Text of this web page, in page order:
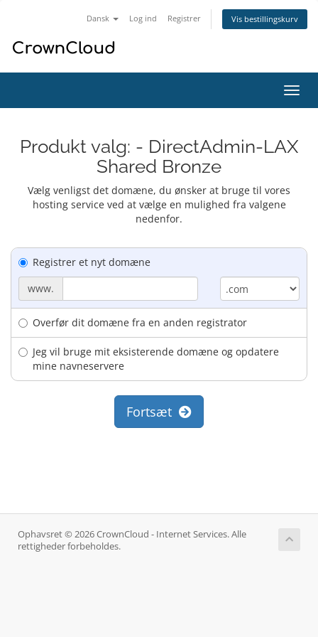
Dansk Log ind Registrer Vis bestillingskurv
Skift
Produkt valg: - DirectAdmin-LAX
Shared Bronze
Vælg venligst det domæne, du ønsker at bruge til vores
hosting service ved at vælge en mulighed fra valgene
nedenfor.
Registrer et nyt domæne
www.
Overfør dit domæne fra en anden registrator
Jeg vil bruge mit eksisterende domæne og opdatere
mine navneservere
Fortsæt
Ophavsret © 2026 CrownCloud - Internet Services. Alle
rettigheder forbeholdes.